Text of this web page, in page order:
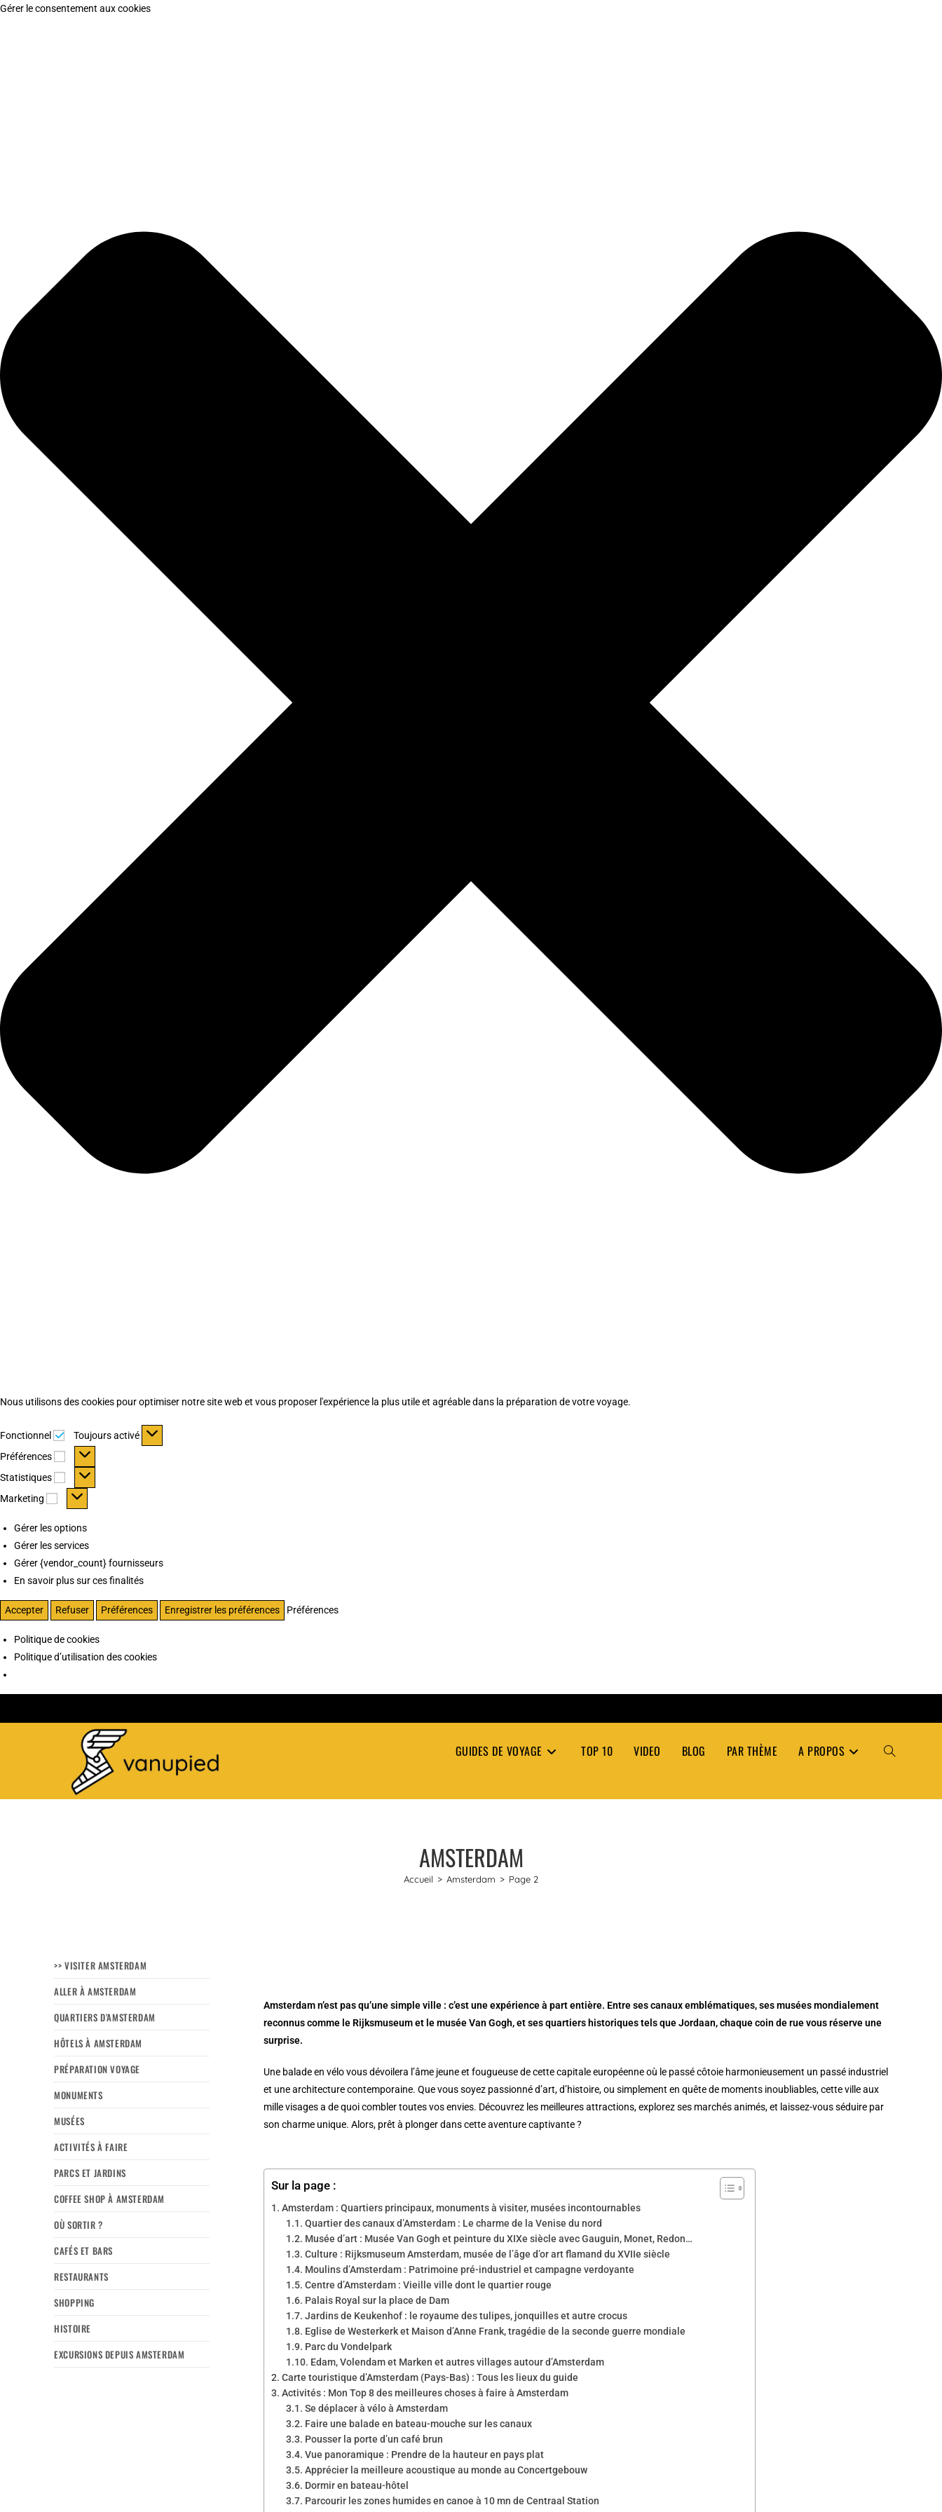
Gérer le consentement aux cookies
Nous utilisons des cookies pour optimiser notre site web et vous proposer l'expérience la plus utile et agréable dans la préparation de votre voyage.
Fonctionnel Fonctionnel
Toujours activé
Préférences
Préférences
Statistiques Statistiques
Marketing Marketing
Gérer les options
Gérer les services
Gérer {vendor_count} fournisseurs
En savoir plus sur ces finalités
Accepter Refuser Préférences Enregistrer les préférences Préférences
Politique de cookies
Politique d’utilisation des cookies
GUIDES DE VOYAGE TOP 10 VIDEO BLOG PAR THÈME A PROPOS TOGGLE
AMSTERDAM
Accueil > Amsterdam > Page 2
Amsterdam n’est pas qu’une simple ville : c’est une expérience à part entière. Entre ses canaux emblématiques, ses musées mondialement
reconnus comme le Rijksmuseum et le musée Van Gogh, et ses quartiers historiques tels que Jordaan, chaque coin de rue vous réserve une
surprise.
Une balade en vélo vous dévoilera l’âme jeune et fougueuse de cette capitale européenne où le passé côtoie harmonieusement un passé industriel
et une architecture contemporaine. Que vous soyez passionné d’art, d’histoire, ou simplement en quête de moments inoubliables, cette ville aux
mille visages a de quoi combler toutes vos envies. Découvrez les meilleures attractions, explorez ses marchés animés, et laissez-vous séduire par
son charme unique. Alors, prêt à plonger dans cette aventure captivante ?
Sur la page :
Amsterdam : Quartiers principaux, monuments à visiter, musées incontournables
Quartier des canaux d’Amsterdam : Le charme de la Venise du nord
Musée d’art : Musée Van Gogh et peinture du XIXe siècle avec Gauguin, Monet, Redon…
Culture : Rijksmuseum Amsterdam, musée de l’âge d’or art flamand du XVIIe siècle
Moulins d’Amsterdam : Patrimoine pré-industriel et campagne verdoyante
Centre d’Amsterdam : Vieille ville dont le quartier rouge
Palais Royal sur la place de Dam
Jardins de Keukenhof : le royaume des tulipes, jonquilles et autre crocus
Eglise de Westerkerk et Maison d’Anne Frank, tragédie de la seconde guerre mondiale
Parc du Vondelpark
Edam, Volendam et Marken et autres villages autour d’Amsterdam
Carte touristique d’Amsterdam (Pays-Bas) : Tous les lieux du guide
Activités : Mon Top 8 des meilleures choses à faire à Amsterdam
Se déplacer à vélo à Amsterdam
Faire une balade en bateau-mouche sur les canaux
Pousser la porte d’un café brun
Vue panoramique : Prendre de la hauteur en pays plat
Apprécier la meilleure acoustique au monde au Concertgebouw
Dormir en bateau-hôtel
Parcourir les zones humides en canoe à 10 mn de Centraal Station
>> VISITER AMSTERDAM
ALLER À AMSTERDAM
QUARTIERS D’AMSTERDAM
HÔTELS À AMSTERDAM
PRÉPARATION VOYAGE
MONUMENTS
MUSÉES
ACTIVITÉS À FAIRE
PARCS ET JARDINS
COFFEE SHOP À AMSTERDAM
OÙ SORTIR ?
CAFÉS ET BARS
RESTAURANTS
SHOPPING
HISTOIRE
EXCURSIONS DEPUIS AMSTERDAM